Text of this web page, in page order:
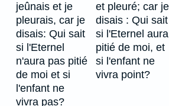
jeûnais et je
pleurais, car je
disais: Qui sait
si l'Eternel
n'aura pas pitié
de moi et si
l'enfant ne
vivra pas?
et pleuré; car je
disais : Qui sait
si l'Eternel aura
pitié de moi, et
si l'enfant ne
vivra point?